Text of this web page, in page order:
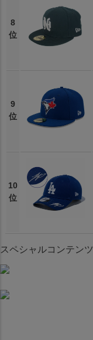
8
位
9
位
10
位
スペシャルコンテンツ